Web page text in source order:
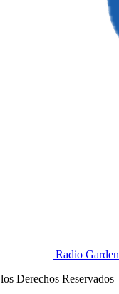
Radio Garden
Derechos Reservados